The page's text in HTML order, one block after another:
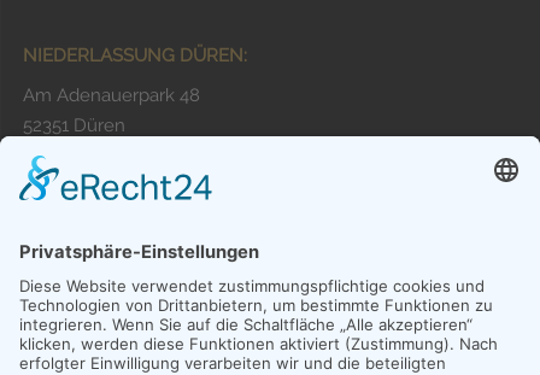
NIEDERLASSUNG DÜREN:
Am Adenauerpark 48
52351 Düren
FON: